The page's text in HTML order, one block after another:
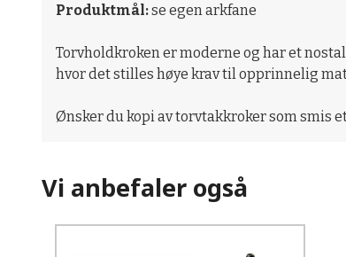
Produktmål:se egen arkfane
Torvholdkroken er moderne og har et
hvor det stilles høye krav til opprinnelig
Ønsker du kopi av torvtakkroker som smis
Vi anbefaler også